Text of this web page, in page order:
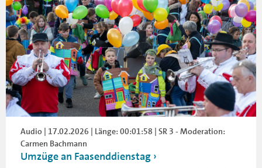
Audio | 17.02.2026 | Länge: 00:01:58 | SR 3 - Moderation:
Carmen Bachmann
Umzüge an Faasenddienstag